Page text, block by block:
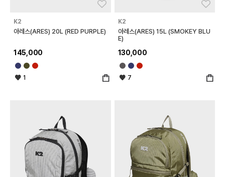
K2
아레스(ARES) 20L (RED PURPLE)
145,000
1
K2
아레스(ARES) 15L (SMOKEY BLU
E)
130,000
7